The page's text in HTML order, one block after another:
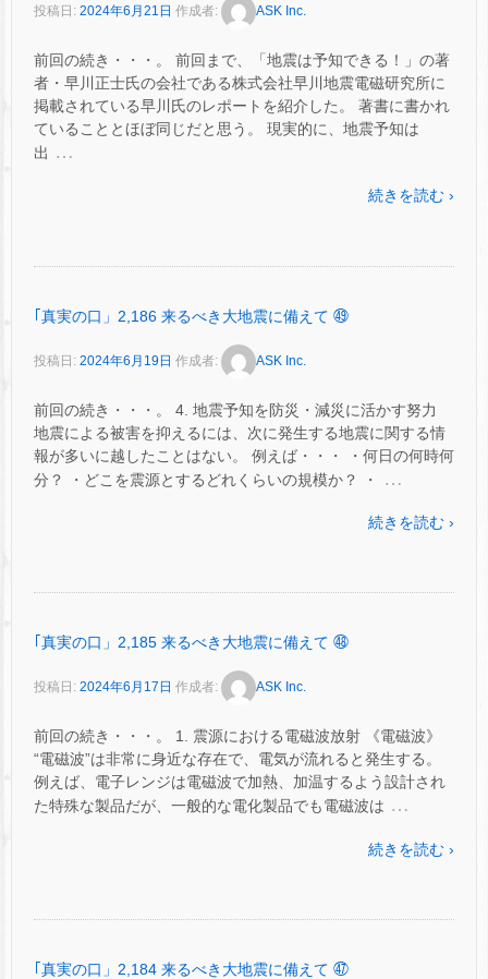
投稿日: 2024年6月21日 作成者: ASK Inc.
前回の続き・・・。 前回まで、「地震は予知できる！」の著
者・早川正士氏の会社である株式会社早川地震電磁研究所に
掲載されている早川氏のレポートを紹介した。 著書に書かれ
ていることとほぼ同じだと思う。 現実的に、地震予知は
出 …
続きを読む ›
｢真実の口」2,186 来るべき大地震に備えて ㊾
投稿日: 2024年6月19日 作成者: ASK Inc.
前回の続き・・・。 4. 地震予知を防災・減災に活かす努力
地震による被害を抑えるには、次に発生する地震に関する情
報が多いに越したことはない。 例えば・・・ ・何日の何時何
分？ ・どこを震源とするどれくらいの規模か？ ・
…
続きを読む ›
｢真実の口」2,185 来るべき大地震に備えて ㊽
投稿日: 2024年6月17日 作成者: ASK Inc.
前回の続き・・・。 1. 震源における電磁波放射 《電磁波》
“電磁波”は非常に身近な存在で、電気が流れると発生する。
例えば、電子レンジは電磁波で加熱、加温するよう設計され
た特殊な製品だが、一般的な電化製品でも電磁波は …
続きを読む ›
｢真実の口」2,184 来るべき大地震に備えて ㊼